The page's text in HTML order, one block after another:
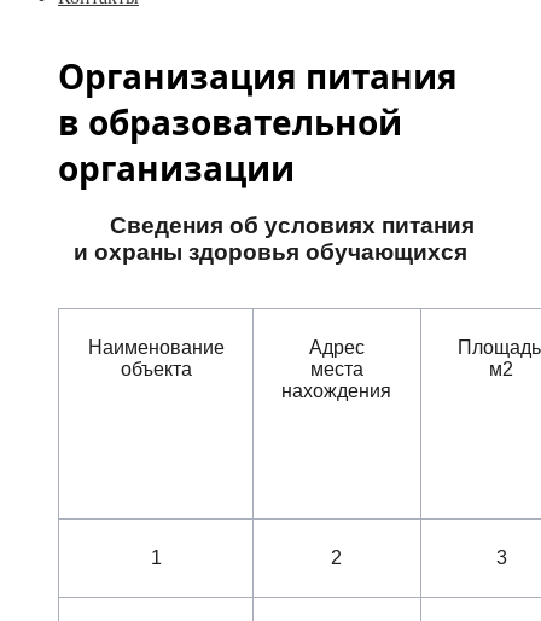
Организация питания
в образовательной
организации
Сведения об условиях питания
и охраны здоровья обучающихся
Наименование
объекта
Адрес
места
нахождения
м2
1 2 3